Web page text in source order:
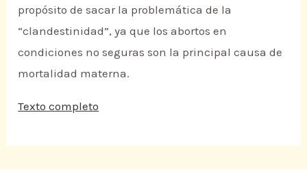
propósito de sacar la problemática de la
“clandestinidad”, ya que los abortos en
condiciones no seguras son la principal causa de
mortalidad materna.
Texto completo